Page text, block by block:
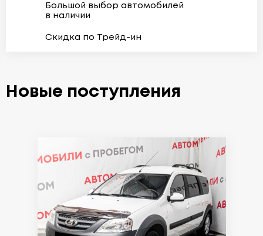
Большой выбор автомобилей
в наличии
Скидка по Трейд-ин
Новые поступления